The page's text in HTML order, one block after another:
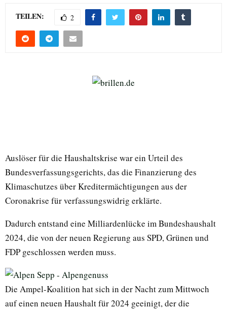
TEILEN: 2
Auslöser für die Haushaltskrise war ein Urteil des
Bundesverfassungsgerichts, das die Finanzierung des
Klimaschutzes über Kreditermächtigungen aus der
Coronakrise für verfassungswidrig erklärte.
Dadurch entstand eine Milliardenlücke im Bundeshaushalt
2024, die von der neuen Regierung aus SPD, Grünen und
FDP geschlossen werden muss.
Die Ampel-Koalition hat sich in der Nacht zum Mittwoch
auf einen neuen Haushalt für 2024 geeinigt, der die